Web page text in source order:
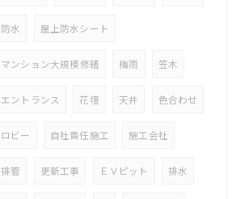
防水 屋上防水シート
マンション大規模修繕 梅雨 笠木
エントランス 花壇 天井 色合わせ
ロビー 自社責任施工 施工会社
排管 更新工事 ＥＶピット 排水